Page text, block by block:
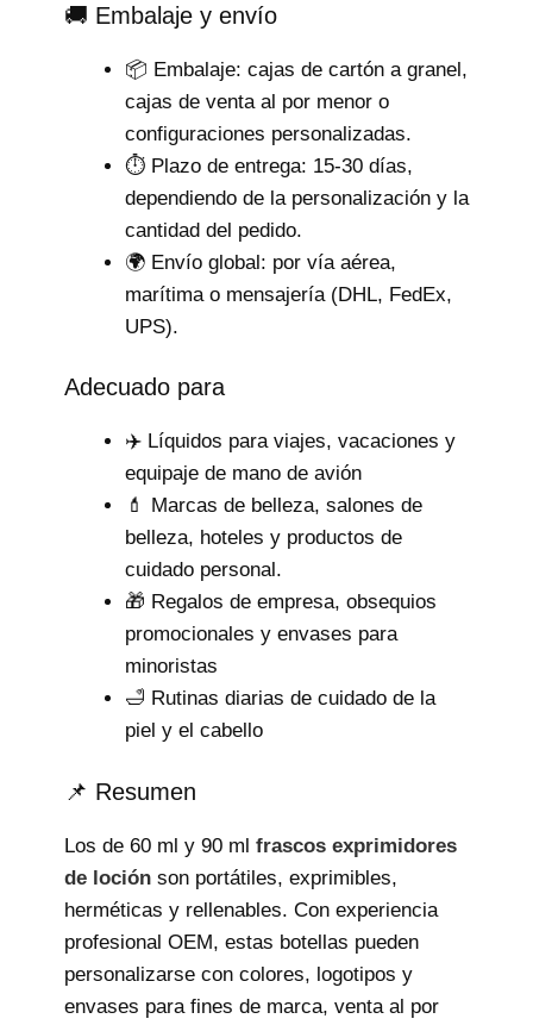
🚚 Embalaje y envío
📦 Embalaje: cajas de cartón a granel,
cajas de venta al por menor o
configuraciones personalizadas.
⏱️ Plazo de entrega: 15-30 días,
dependiendo de la personalización y la
cantidad del pedido.
🌍 Envío global: por vía aérea,
marítima o mensajería (DHL, FedEx,
UPS).
Adecuado para
✈️ Líquidos para viajes, vacaciones y
equipaje de mano de avión
💄 Marcas de belleza, salones de
belleza, hoteles y productos de
cuidado personal.
🎁 Regalos de empresa, obsequios
promocionales y envases para
minoristas
🛁 Rutinas diarias de cuidado de la
piel y el cabello
📌 Resumen
Los de 60 ml y 90 ml frascos exprimidores
de loción son portátiles, exprimibles,
herméticas y rellenables. Con experiencia
profesional OEM, estas botellas pueden
personalizarse con colores, logotipos y
envases para fines de marca, venta al por